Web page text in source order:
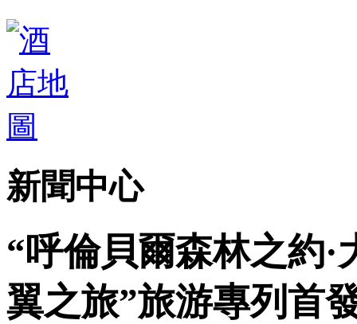
新聞中心
“呼倫貝爾森林之約·
翼之旅”旅游專列首